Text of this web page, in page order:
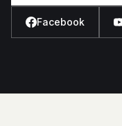
Facebook